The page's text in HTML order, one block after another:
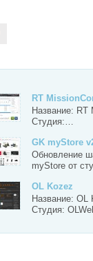
RT
Название: RT
Студия:…
GK myStore
Обновление
myStore от
OL Kozez
Название: OL
Студия: